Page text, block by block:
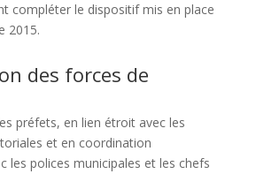
compléter le dispositif mis en place
2015.
des forces de
préfets, en lien étroit avec les
et en coordination
les polices municipales et les chefs